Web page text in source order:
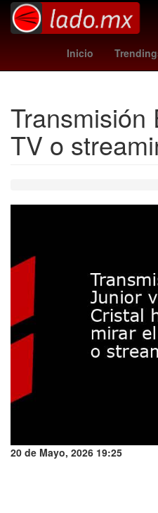
Inicio
Transmisión
TV o
20 de Mayo, 2026 19:25